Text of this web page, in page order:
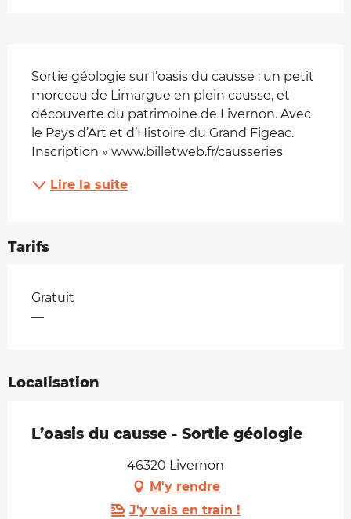
Sortie géologie sur l’oasis du causse : un petit
morceau de Limargue en plein causse, et
découverte du patrimoine de Livernon. Avec
le Pays d’Art et d’Histoire du Grand Figeac.
Inscription » www.billetweb.fr/causseries
Lire la suite
Tarifs
Tarifs 2026
Gratuit
—
Localisation
L’oasis du causse - Sortie géologie
46320 Livernon
M'y rendre
J'y vais en train !